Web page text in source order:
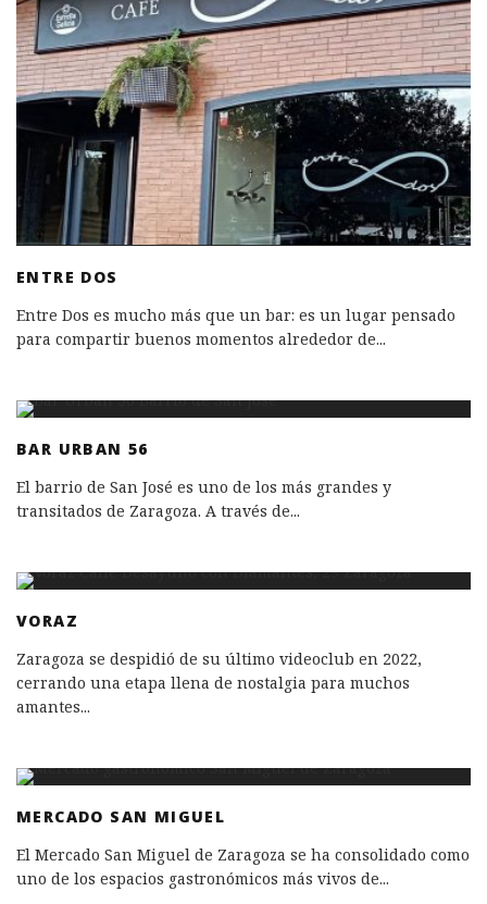
ENTRE DOS
Entre Dos es mucho más que un bar: es un lugar pensado
para compartir buenos momentos alrededor de...
BAR URBAN 56
El barrio de San José es uno de los más grandes y
transitados de Zaragoza. A través de...
VORAZ
Zaragoza se despidió de su último videoclub en 2022,
cerrando una etapa llena de nostalgia para muchos
amantes...
MERCADO SAN MIGUEL
El Mercado San Miguel de Zaragoza se ha consolidado como
uno de los espacios gastronómicos más vivos de...